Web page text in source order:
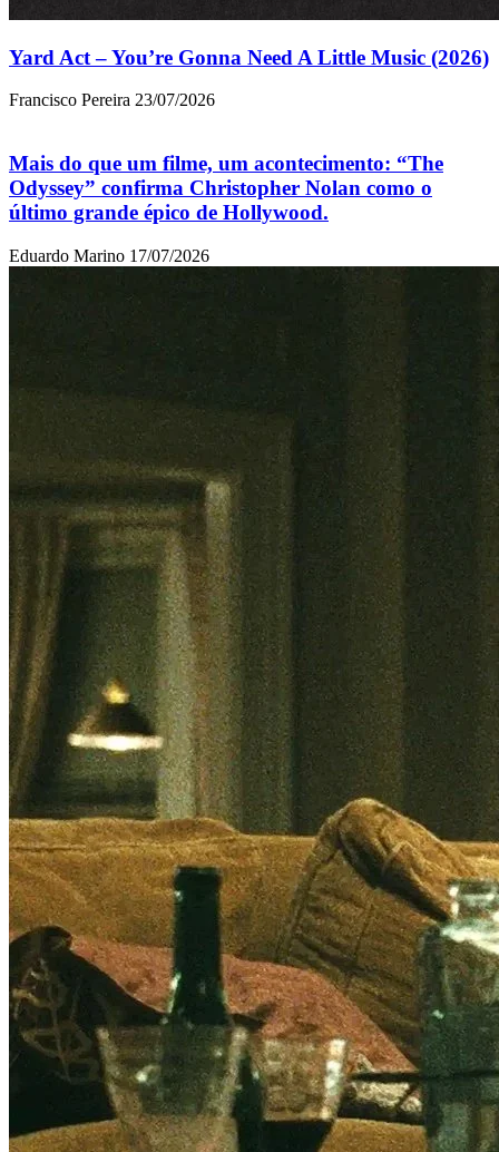
Yard Act – You’re Gonna Need A Little Music (2026)
Francisco Pereira 23/07/2026
Mais do que um filme, um acontecimento: “The
Odyssey” confirma Christopher Nolan como o
último grande épico de Hollywood.
Eduardo Marino 17/07/2026